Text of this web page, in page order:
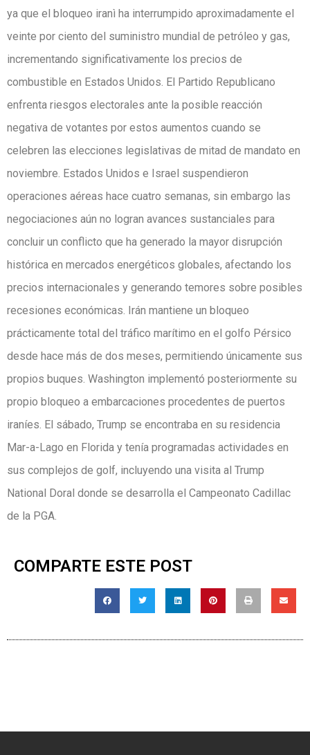
ya que el bloqueo iranì ha interrumpido aproximadamente el
veinte por ciento del suministro mundial de petróleo y gas,
incrementando significativamente los precios de
combustible en Estados Unidos. El Partido Republicano
enfrenta riesgos electorales ante la posible reacción
negativa de votantes por estos aumentos cuando se
celebren las elecciones legislativas de mitad de mandato en
noviembre. Estados Unidos e Israel suspendieron
operaciones aéreas hace cuatro semanas, sin embargo las
negociaciones aún no logran avances sustanciales para
concluir un conflicto que ha generado la mayor disrupción
histórica en mercados energéticos globales, afectando los
precios internacionales y generando temores sobre posibles
recesiones económicas. Irán mantiene un bloqueo
prácticamente total del tráfico marítimo en el golfo Pérsico
desde hace más de dos meses, permitiendo únicamente sus
propios buques. Washington implementó posteriormente su
propio bloqueo a embarcaciones procedentes de puertos
iraníes. El sábado, Trump se encontraba en su residencia
Mar-a-Lago en Florida y tenía programadas actividades en
sus complejos de golf, incluyendo una visita al Trump
National Doral donde se desarrolla el Campeonato Cadillac
de la PGA.
COMPARTE ESTE POST